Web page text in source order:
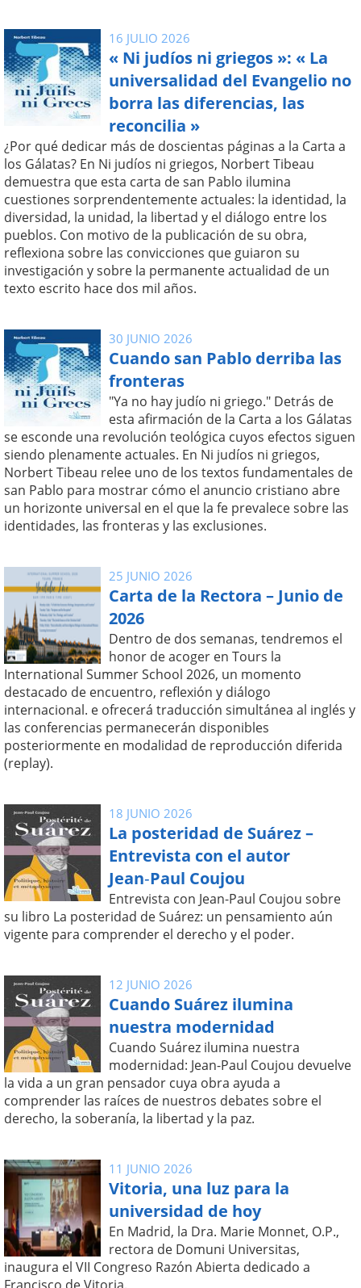
16 JULIO 2026
« Ni judíos ni griegos »: « La
universalidad del Evangelio no
borra las diferencias, las
reconcilia »
¿Por qué dedicar más de doscientas páginas a la Carta a
los Gálatas? En Ni judíos ni griegos, Norbert Tibeau
demuestra que esta carta de san Pablo ilumina
cuestiones sorprendentemente actuales: la identidad, la
diversidad, la unidad, la libertad y el diálogo entre los
pueblos. Con motivo de la publicación de su obra,
reflexiona sobre las convicciones que guiaron su
investigación y sobre la permanente actualidad de un
texto escrito hace dos mil años.
30 JUNIO 2026
Cuando san Pablo derriba las
fronteras
"Ya no hay judío ni griego." Detrás de
esta afirmación de la Carta a los Gálatas
se esconde una revolución teológica cuyos efectos siguen
siendo plenamente actuales. En Ni judíos ni griegos,
Norbert Tibeau relee uno de los textos fundamentales de
san Pablo para mostrar cómo el anuncio cristiano abre
un horizonte universal en el que la fe prevalece sobre las
identidades, las fronteras y las exclusiones.
25 JUNIO 2026
Carta de la Rectora – Junio de
2026
Dentro de dos semanas, tendremos el
honor de acoger en Tours la
International Summer School 2026, un momento
destacado de encuentro, reflexión y diálogo
internacional. e ofrecerá traducción simultánea al inglés y
las conferencias permanecerán disponibles
posteriormente en modalidad de reproducción diferida
(replay).
18 JUNIO 2026
La posteridad de Suárez –
Entrevista con el autor
Jean‑Paul Coujou
Entrevista con Jean-Paul Coujou sobre
su libro La posteridad de Suárez: un pensamiento aún
vigente para comprender el derecho y el poder.
12 JUNIO 2026
Cuando Suárez ilumina
nuestra modernidad
Cuando Suárez ilumina nuestra
modernidad: Jean-Paul Coujou devuelve
la vida a un gran pensador cuya obra ayuda a
comprender las raíces de nuestros debates sobre el
derecho, la soberanía, la libertad y la paz.
11 JUNIO 2026
Vitoria, una luz para la
universidad de hoy
En Madrid, la Dra. Marie Monnet, O.P.,
rectora de Domuni Universitas,
inaugura el VII Congreso Razón Abierta dedicado a
Francisco de Vitoria.